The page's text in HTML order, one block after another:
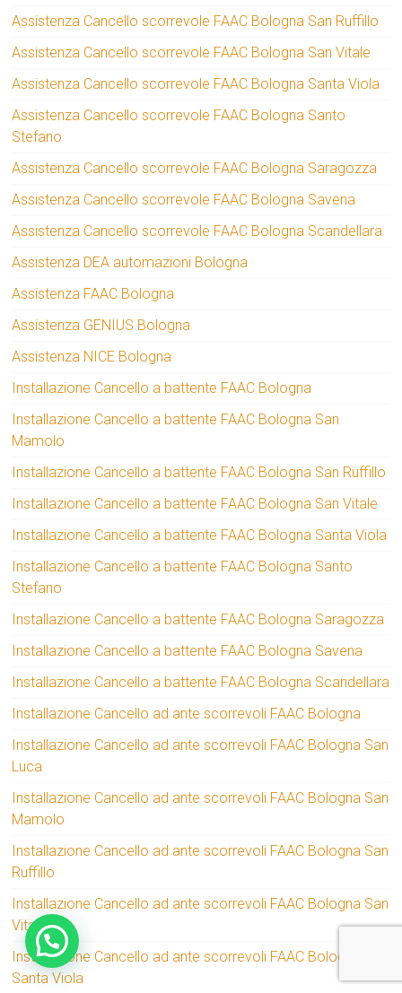
Assistenza Cancello scorrevole FAAC Bologna San Ruffillo
Assistenza Cancello scorrevole FAAC Bologna San Vitale
Assistenza Cancello scorrevole FAAC Bologna Santa Viola
Assistenza Cancello scorrevole FAAC Bologna Santo
Stefano
Assistenza Cancello scorrevole FAAC Bologna Saragozza
Assistenza Cancello scorrevole FAAC Bologna Savena
Assistenza Cancello scorrevole FAAC Bologna Scandellara
Assistenza DEA automazioni Bologna
Assistenza FAAC Bologna
Assistenza GENIUS Bologna
Assistenza NICE Bologna
Installazione Cancello a battente FAAC Bologna
Installazione Cancello a battente FAAC Bologna San
Mamolo
Installazione Cancello a battente FAAC Bologna San Ruffillo
Installazione Cancello a battente FAAC Bologna San Vitale
Installazione Cancello a battente FAAC Bologna Santa Viola
Installazione Cancello a battente FAAC Bologna Santo
Stefano
Installazione Cancello a battente FAAC Bologna Saragozza
Installazione Cancello a battente FAAC Bologna Savena
Installazione Cancello a battente FAAC Bologna Scandellara
Installazione Cancello ad ante scorrevoli FAAC Bologna
Installazione Cancello ad ante scorrevoli FAAC Bologna San
Luca
Installazione Cancello ad ante scorrevoli FAAC Bologna San
Mamolo
Installazione Cancello ad ante scorrevoli FAAC Bologna San
Ruffillo
Installazione Cancello ad ante scorrevoli FAAC Bologna San
Vitale
Installazione Cancello ad ante scorrevoli FAAC Bologna
Santa Viola